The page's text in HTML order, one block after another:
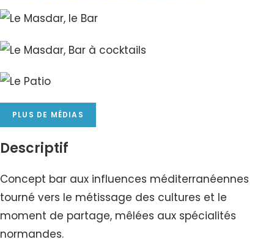
PLUS DE MÉDIAS
Descriptif
Concept bar aux influences méditerranéennes
tourné vers le métissage des cultures et le
moment de partage, mêlées aux spécialités
normandes.